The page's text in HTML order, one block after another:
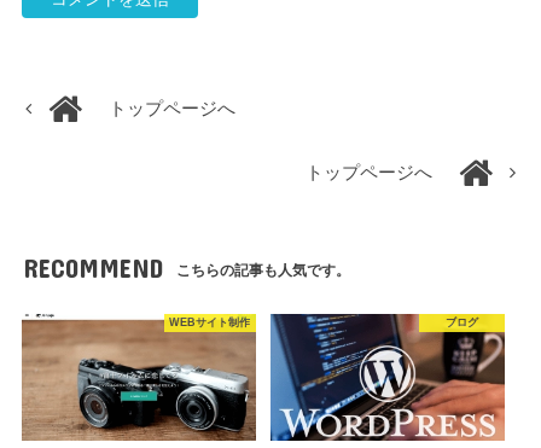
トップページへ
トップページへ
RECOMMEND こちらの記事も人気です。
WEBサイト制作 ブログ